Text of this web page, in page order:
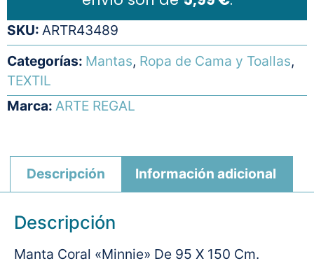
SKU: ARTR43489
Categorías: Mantas, Ropa de Cama y Toallas,
TEXTIL
Marca: ARTE REGAL
Descripción Información adicional
Descripción
Manta Coral «Minnie» De 95 X 150 Cm.